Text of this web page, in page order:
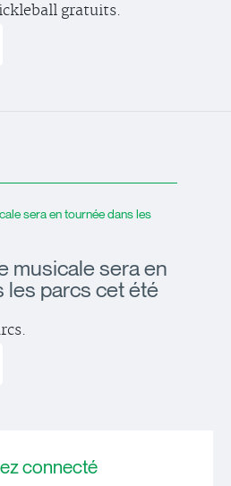
gratuits.
musicale sera en
les parcs cet été
connecté